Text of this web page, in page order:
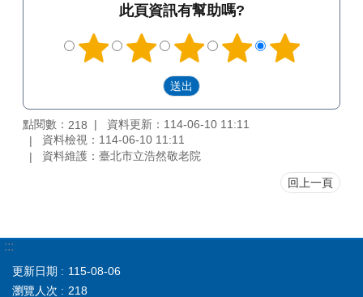
此頁資訊有幫助嗎?
點閱數： 218
資料更新：114-06-10 11:11
資料檢視：114-06-10 11:11
資料維護：臺北市立浩然敬老院
回上一頁
:::
更新日期
115-08-06
瀏覽人次
218